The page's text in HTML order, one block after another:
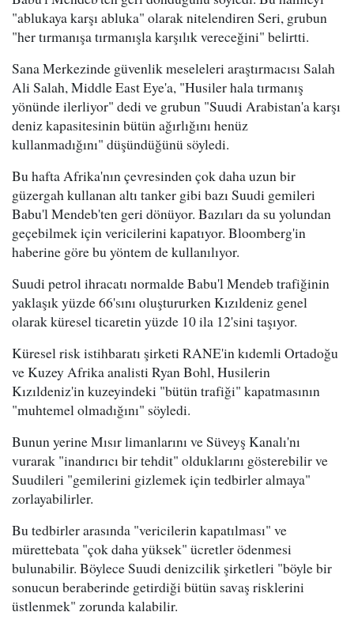
"ablukaya karşı abluka" olarak nitelendiren Seri, grubun
"her tırmanışa tırmanışla karşılık vereceğini" belirtti.
Sana Merkezinde güvenlik meseleleri araştırmacısı Salah
Ali Salah, Middle East Eye'a, "Husiler hala tırmanış
yönünde ilerliyor" dedi ve grubun "Suudi Arabistan'a karşı
deniz kapasitesinin bütün ağırlığını henüz
kullanmadığını" düşündüğünü söyledi.
Bu hafta Afrika'nın çevresinden çok daha uzun bir
güzergah kullanan altı tanker gibi bazı Suudi gemileri
Babu'l Mendeb'ten geri dönüyor. Bazıları da su yolundan
geçebilmek için vericilerini kapatıyor. Bloomberg'in
haberine göre bu yöntem de kullanılıyor.
Suudi petrol ihracatı normalde Babu'l Mendeb trafiğinin
yaklaşık yüzde 66'sını oluştururken Kızıldeniz genel
olarak küresel ticaretin yüzde 10 ila 12'sini taşıyor.
Küresel risk istihbaratı şirketi RANE'in kıdemli Ortadoğu
ve Kuzey Afrika analisti Ryan Bohl, Husilerin
Kızıldeniz'in kuzeyindeki "bütün trafiği" kapatmasının
"muhtemel olmadığını" söyledi.
Bunun yerine Mısır limanlarını ve Süveyş Kanalı'nı
vurarak "inandırıcı bir tehdit" olduklarını gösterebilir ve
Suudileri "gemilerini gizlemek için tedbirler almaya"
zorlayabilirler.
Bu tedbirler arasında "vericilerin kapatılması" ve
mürettebata "çok daha yüksek" ücretler ödenmesi
bulunabilir. Böylece Suudi denizcilik şirketleri "böyle bir
sonucun beraberinde getirdiği bütün savaş risklerini
üstlenmek" zorunda kalabilir.